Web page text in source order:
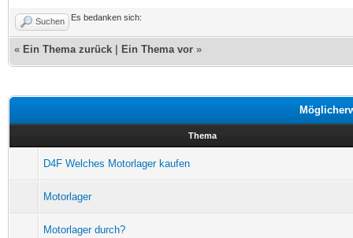
Suchen Es bedanken sich:
« Ein Thema zurück Ein Thema vor »
Thema
D4F Welches Motorlager kaufen
Motorlager
Motorlager durch?